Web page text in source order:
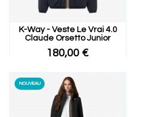
K-Way - Veste Le Vrai 4.0
Claude Orsetto Junior
180,00 €
NOUVEAU